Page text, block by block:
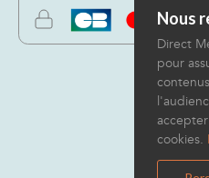
Nous
Direct
pour
cookies.